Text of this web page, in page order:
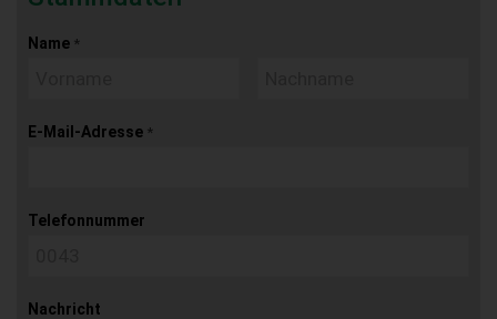
Name *
E-Mail-Adresse *
Telefonnummer
Nachricht